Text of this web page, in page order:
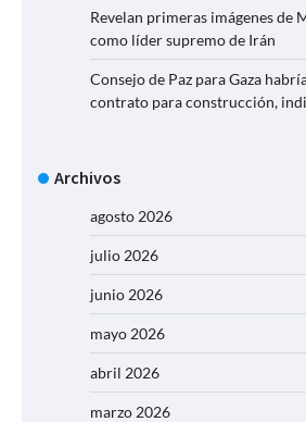
Revelan primeras imágenes de
como líder supremo de Irán
Consejo de Paz para Gaza
contrato para construcción,
Archivos
agosto 2026
julio 2026
junio 2026
mayo 2026
abril 2026
marzo 2026